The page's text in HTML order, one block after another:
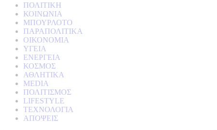
ΠΟΛΙΤΙΚΗ
ΚΟΙΝΩΝΙΑ
ΜΠΟΥΡΛΟΤΟ
ΠΑΡΑΠΟΛΙΤΙΚΑ
ΟΙΚΟΝΟΜΙΑ
ΥΓΕΙΑ
ΕΝΕΡΓΕΙΑ
ΚΟΣΜΟΣ
ΑΘΛΗΤΙΚΑ
MEDIA
ΠΟΛΙΤΙΣΜΟΣ
LIFESTYLE
ΤΕΧΝΟΛΟΓΙΑ
ΑΠΟΨΕΙΣ